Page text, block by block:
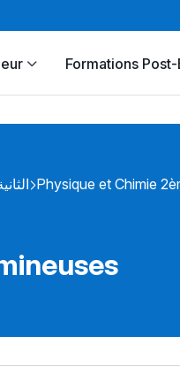
Formations
Physique et Chimie